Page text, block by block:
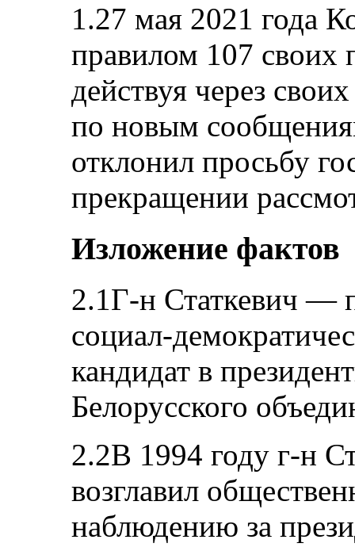
1.27 мая 2021 года
правилом 107 своих
действуя через
по новым
отклонил просьбу
прекращении
Изложение фактов
2.1Г-н Статкевич —
социал-
кандидат в
Белорусского
2.2В 1994 году г-н
возглавил
наблюдению за